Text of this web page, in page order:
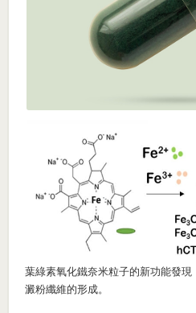
葉綠素氧化鐵奈米粒子的新功能發
澱粉纖維的形成。